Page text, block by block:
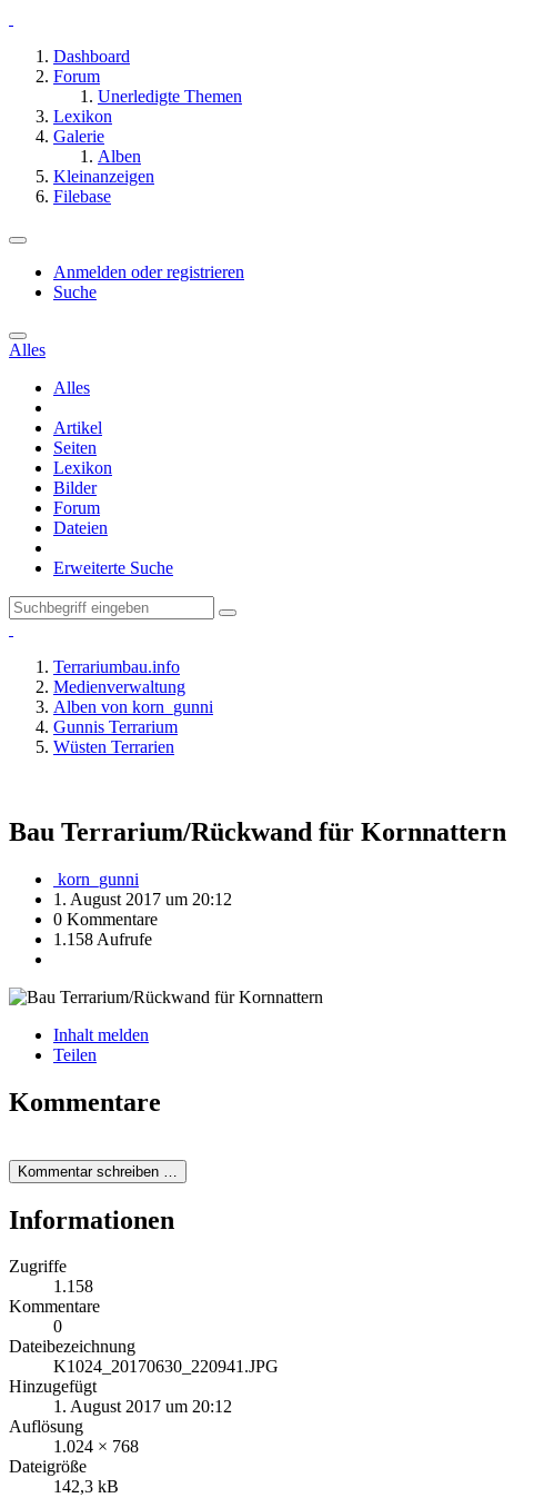
Dashboard
Forum
Unerledigte Themen
Lexikon
Galerie
Alben
Kleinanzeigen
Filebase
Anmelden oder registrieren
Suche
Alles
Alles
Artikel
Seiten
Lexikon
Bilder
Forum
Dateien
Erweiterte Suche
Terrariumbau.info
Medienverwaltung
Alben von korn_gunni
Gunnis Terrarium
Wüsten Terrarien
Bau Terrarium/Rückwand für Kornnattern
korn_gunni
1. August 2017 um 20:12
0 Kommentare
1.158 Aufrufe
Inhalt melden
Teilen
Kommentare
Kommentar schreiben …
Informationen
Zugriffe
1.158
Kommentare
0
Dateibezeichnung
K1024_20170630_220941.JPG
Hinzugefügt
1. August 2017 um 20:12
Auflösung
1.024 × 768
Dateigröße
142,3 kB